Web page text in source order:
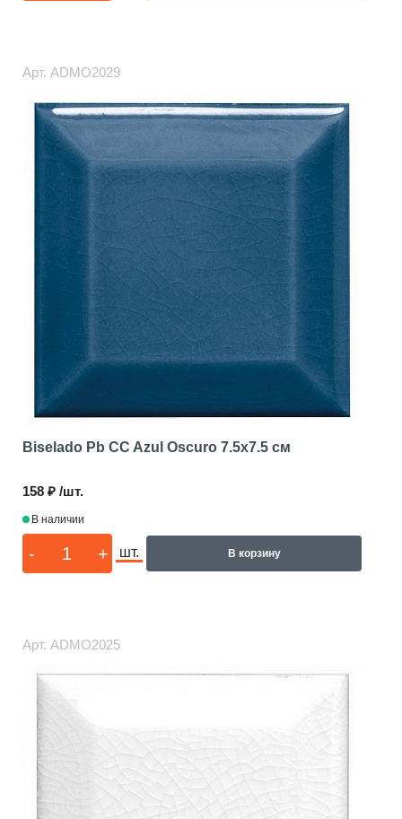
Арт. ADMO2029
Biselado Pb CC Azul Oscuro 7.5x7.5 см
158 ₽ /шт.
В наличии
- + шт. В корзину
Арт. ADMO2025